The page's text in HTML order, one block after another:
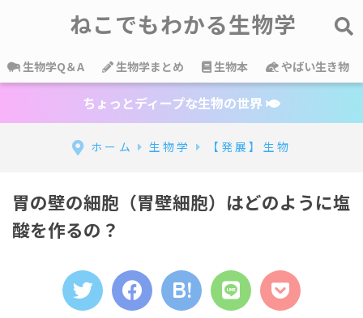
ねこでもわかる生物学
生物学Q＆A 生物学まとめ 生物本 やばい生き物
ちょっとディープな生物の世界
ホーム 生物学 【発展】生物
胃の壁の細胞（胃壁細胞）はどのように塩
酸を作るの？